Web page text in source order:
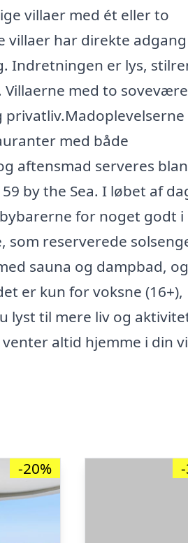
villaer med ét eller to
villaer har direkte
Indretningen er lys,
med to
med både
aftensmad serveres
by the Sea. I løbet af
for noget godt i
som reserverede
sauna og dampbad,
er kun for voksne (16+),
lyst til mere liv og
altid hjemme i din
-20%